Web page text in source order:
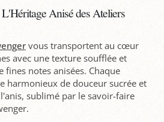
Anisé des Ateliers
vous transportent au cœur
avec une texture soufflée et
fines notes anisées. Chaque
harmonieux de douceur sucrée et
sublimé par le savoir-faire